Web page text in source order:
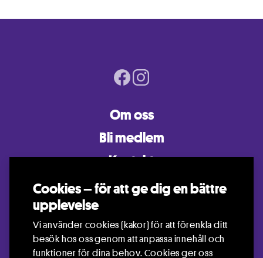
Cookies – för att ge dig en bättre
upplevelse
Vi använder cookies (kakor) för att förenkla ditt
besök hos oss genom att anpassa innehåll och
funktioner för dina behov. Cookies ger oss
Om oss
Bli medlem
Kontakt
Mina sidor
Sölvesborgs Riksteaterförening
Västranäsvägen 113-7
29491 Sölvesborg
solvesborg@riksteatern.se